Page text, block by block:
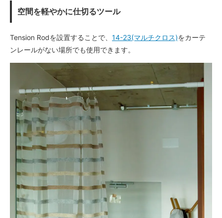
空間を軽やかに仕切るツール
Tension Rodを設置することで、 14-23(マルチクロス)をカーテ
ンレールがない場所でも使用できます。